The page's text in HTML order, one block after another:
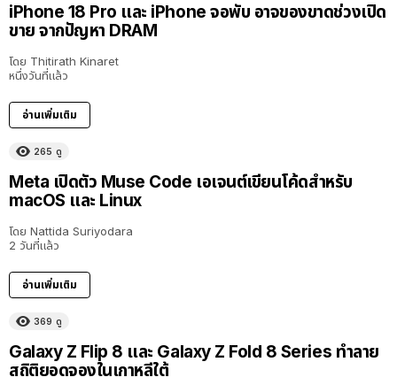
iPhone 18 Pro และ iPhone จอพับ อาจของขาดช่วงเปิด
ขาย จากปัญหา DRAM
โดย Thitirath Kinaret
หนึ่งวันที่แล้ว
อ่านเพิ่มเติม
265 ดู
Meta เปิดตัว Muse Code เอเจนต์เขียนโค้ดสำหรับ
macOS และ Linux
โดย Nattida Suriyodara
2 วันที่แล้ว
อ่านเพิ่มเติม
369 ดู
Galaxy Z Flip 8 และ Galaxy Z Fold 8 Series ทำลาย
สถิติยอดจองในเกาหลีใต้